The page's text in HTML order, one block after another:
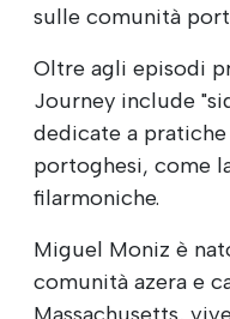
sulle comunità
Oltre agli episodi
Journey include
dedicate a
portoghesi, come
filarmoniche.
Miguel Moniz è
comunità azera e